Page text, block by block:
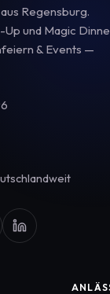
Regensburg.
Up und Magic
& Events —